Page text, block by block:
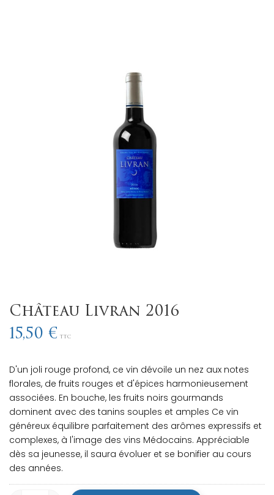
Château Livran 2016
15,50 € TTC
D'un joli rouge profond, ce vin dévoile un nez aux notes
florales, de fruits rouges et d'épices harmonieusement
associées. En bouche, les fruits noirs gourmands
dominent avec des tanins souples et amples Ce vin
généreux équilibre parfaitement des arômes expressifs et
complexes, à l'image des vins Médocains. Appréciable
dès sa jeunesse, il saura évoluer et se bonifier au cours
des années.